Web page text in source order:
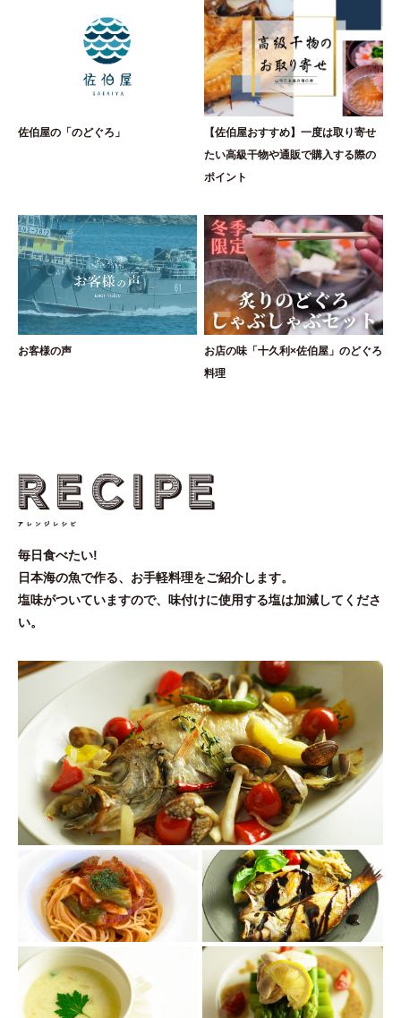
佐伯屋の「のどぐろ」
【佐伯屋おすすめ】一度は取り寄せ
たい高級干物や通販で購入する際の
ポイント
お客様の声
お店の味「十久利×佐伯屋」のどぐろ
料理
毎日食べたい!
日本海の魚で作る、お手軽料理をご紹介します。
塩味がついていますので、味付けに使用する塩は加減してくださ
い。